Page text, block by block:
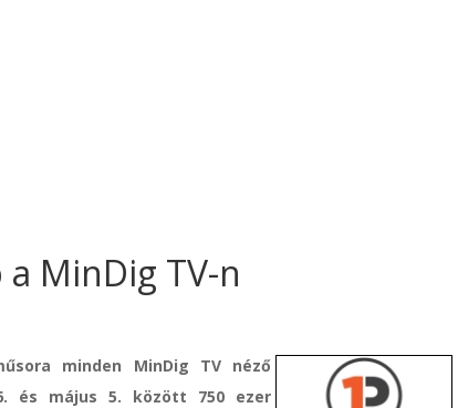
MinDig TV-n
minden MinDig TV néző
és május 5. között 750 ezer